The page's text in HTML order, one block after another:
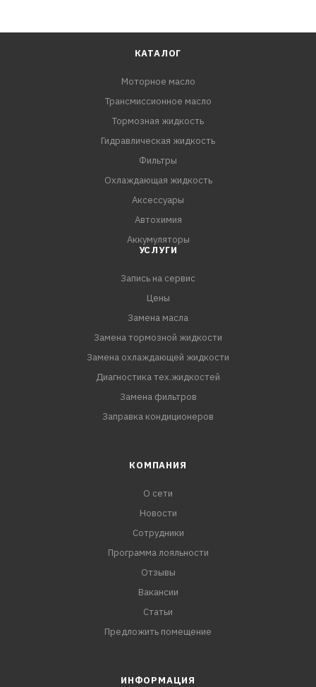
КАТАЛОГ
Моторное масло
Трансмиссионное масло
Тормозная жидкость
Гидравлическая жидкость
Фильтры
Охлаждающая жидкость
Аксессуары
Автохимия
Аккумуляторы
УСЛУГИ
Запись на сервис
Цены
Замена масла
Замена тормозной жидкости
Замена охлаждающей жидкости
Диагностика тех.жидкостей
Замена фильтров
Заправка кондиционеров
КОМПАНИЯ
О сети
Новости
Сотрудники
Программа лояльности
Отзывы
Вакансии
Статьи
Предложить помещение
ИНФОРМАЦИЯ